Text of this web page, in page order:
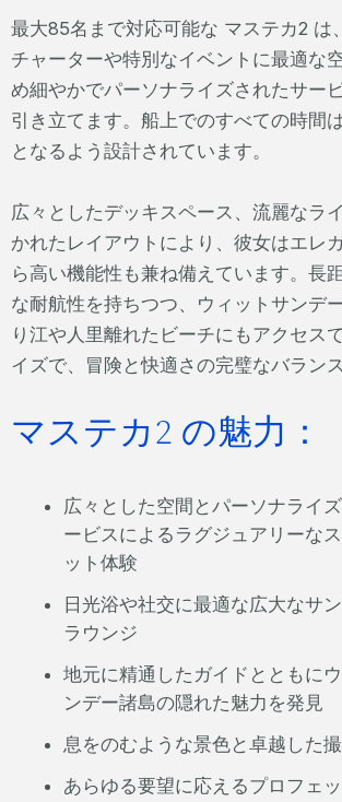
最大85名まで対応可能な マステカ2 は
チャーターや特別なイベントに最適な
め細やかでパーソナライズされたサー
引き立てます。船上でのすべての時間
となるよう設計されています。
広々としたデッキスペース、流麗なラ
かれたレイアウトにより、彼女はエレ
ら高い機能性も兼ね備えています。長
な耐航性を持ちつつ、ウィットサンデ
り江や人里離れたビーチにもアクセス
イズで、冒険と快適さの完璧なバラン
マステカ2 の魅力：
広々とした空間とパーソナライ
ービスによるラグジュアリーな
ット体験
日光浴や社交に最適な広大なサ
ラウンジ
地元に精通したガイドとともに
ンデー諸島の隠れた魅力を発見
息をのむような景色と卓越した
あらゆる要望に応えるプロフェ